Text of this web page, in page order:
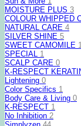
MOISTURE PLUS 3
COLOUR WHIPPED
NATURAL CARE 4
SILVER SHINE 5
SWEET CAMOMILE
SPECIAL 1
SCALP CARE 0
K-RESPECT
Lightening 0
Color Specifics 1
Body Care & Living 0
K-RESPECT 1
No Inhibition 2